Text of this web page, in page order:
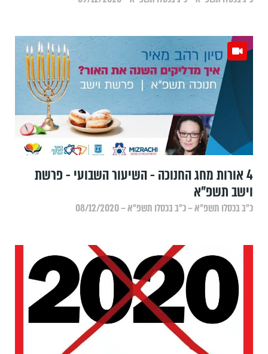
4 אורות מחג החנוכה - השיעור השבועי - פרשת
וישב תשפ"א
כ״ב בכסלו תשפ״א – כ״ב בכסלו תשפ״א – 08/12/2020